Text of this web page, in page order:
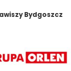
Bydgoszcz